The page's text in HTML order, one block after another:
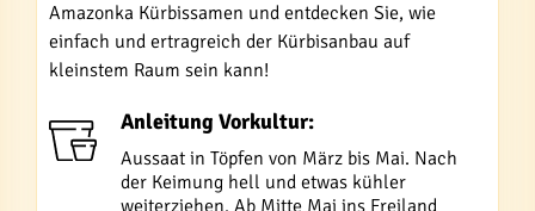
Amazonka Kürbissamen und entdecken Sie, wie
einfach und ertragreich der Kürbisanbau auf
kleinstem Raum sein kann!
Anleitung Vorkultur:
Aussaat in Töpfen von März bis Mai. Nach
der Keimung hell und etwas kühler
weiterziehen. Ab Mitte Mai ins Freiland